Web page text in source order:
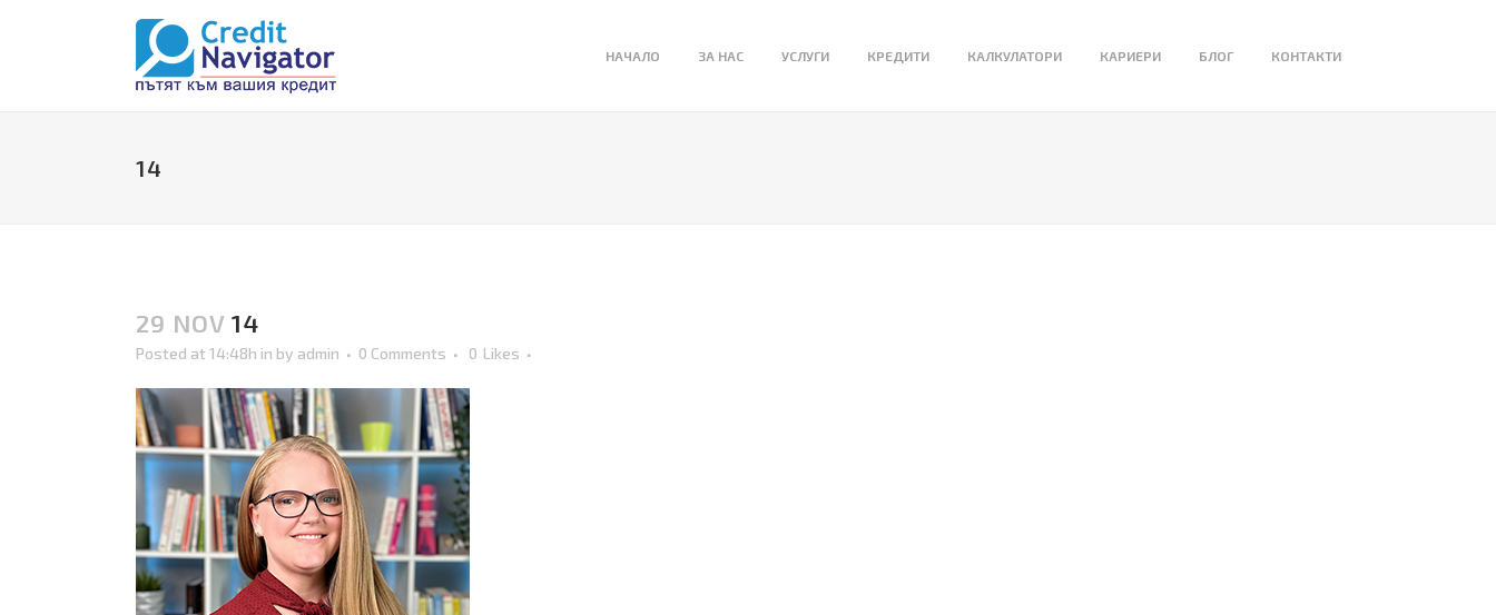
НАЧАЛО ЗА НАС УСЛУГИ КРЕДИТИ КАЛКУЛАТОРИ КАРИЕРИ БЛОГ КОНТАКТИ
14
29 NOV 14
Posted at 14:48h in by admin 0 Comments 0 Likes